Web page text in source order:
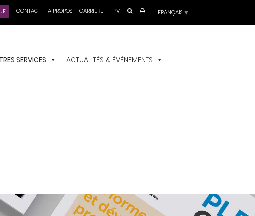
Choisir
CONTACT A PROPOS CARRIÈRE FPV
SERVICES
ACTUALITÉS & ÉVÉNEMENTS